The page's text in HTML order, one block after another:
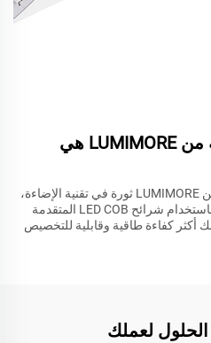
لماذا شرائط LED الذكية من LUMIMORE هي
تُحدث شرائح الإضاءة الذكية LED من LUMIMORE ثورة في تقنية الإضاءة،
بتقديمها الكفاءة، المتانة والمرونة. باستخدام شرائح LED COB المتقدمة
أكثر كفاءة طاقية وقابلية للتخصيص
الحلول لعملك